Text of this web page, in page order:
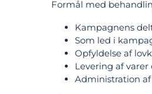
Formål med
Kampagnens
Som led i
Opfyldelse af
Levering af
Administration